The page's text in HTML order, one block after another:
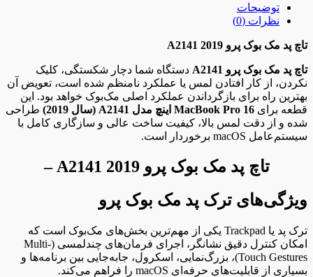
توضیحات
نظرات (0)
تاچ پد مک بوک پرو A2141 2019
تاچ پد مک بوک پرو A2141
دستگاه شما دچار شکستگی، کلیک
نکردن، از کار افتادن لمس یا عملکرد نامنظم شده است، تعویض آن
بهترین راه برای بازگرداندن عملکرد اصلی مک‌بوک خواهد بود. این
قطعه برای MacBook Pro 16 اینچ مدل A2141 (سال 2019)
طراحی
شده و از دقت لمس بالا، کیفیت ساخت عالی و سازگاری کامل با
سیستم‌عامل macOS برخوردار است.
تاچ پد مک بوک پرو A2141 2019 –
ویژگی‌های ترک پد مک بوک پرو
ترک پد یا Trackpad یکی از مهم‌ترین بخش‌های مک‌بوک است که
امکان کنترل دقیق نشانگر، اجرای فرمان‌های چندلمسی (Multi-
Touch Gestures)، بزرگ‌نمایی، اسکرول، جابه‌جایی بین برنامه‌ها و
بسیاری از قابلیت‌های حرفه‌ای macOS را فراهم می‌کند.